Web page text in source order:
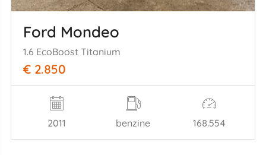
Ford Mondeo
1.6 EcoBoost Titanium
€ 2.850
2011 benzine 168.554